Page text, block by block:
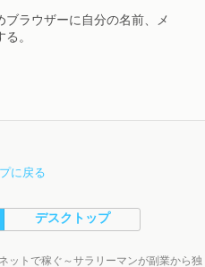
ラウザーに自分の名前、メ
。
に戻る
デスクトップ
ットで稼ぐ～サラリーマンが副業から独